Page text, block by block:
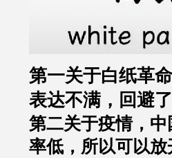
第一关于白纸革
表达不满，回避了
第二关于疫情，
率低，所以可以